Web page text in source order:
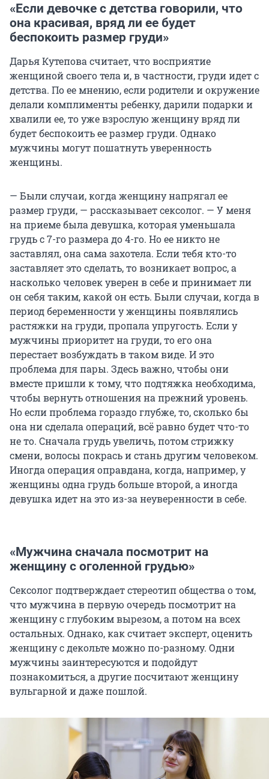
«Если девочке с детства говорили, что
она красивая, вряд ли ее будет
беспокоить размер груди»
Дарья Кутепова считает, что восприятие
женщиной своего тела и, в частности, груди идет с
детства. По ее мнению, если родители и окружение
делали комплименты ребенку, дарили подарки и
хвалили ее, то уже взрослую женщину вряд ли
будет беспокоить ее размер груди. Однако
мужчины могут пошатнуть уверенность
женщины.
— Были случаи, когда женщину напрягал ее
размер груди, — рассказывает сексолог. — У меня
на приеме была девушка, которая уменьшала
грудь с 7-го размера до 4-го. Но ее никто не
заставлял, она сама захотела. Если тебя кто-то
заставляет это сделать, то возникает вопрос, а
насколько человек уверен в себе и принимает ли
он себя таким, какой он есть. Были случаи, когда в
период беременности у женщины появлялись
растяжки на груди, пропала упругость. Если у
мужчины приоритет на груди, то его она
перестает возбуждать в таком виде. И это
проблема для пары. Здесь важно, чтобы они
вместе пришли к тому, что подтяжка необходима,
чтобы вернуть отношения на прежний уровень.
Но если проблема гораздо глубже, то, сколько бы
она ни сделала операций, всё равно будет что-то
не то. Сначала грудь увеличь, потом стрижку
смени, волосы покрась и стань другим человеком.
Иногда операция оправдана, когда, например, у
женщины одна грудь больше второй, а иногда
девушка идет на это из-за неуверенности в себе.
«Мужчина сначала посмотрит на
женщину с оголенной грудью»
Сексолог подтверждает стереотип общества о том,
что мужчина в первую очередь посмотрит на
женщину с глубоким вырезом, а потом на всех
остальных. Однако, как считает эксперт, оценить
женщину с декольте можно по-разному. Одни
мужчины заинтересуются и подойдут
познакомиться, а другие посчитают женщину
вульгарной и даже пошлой.